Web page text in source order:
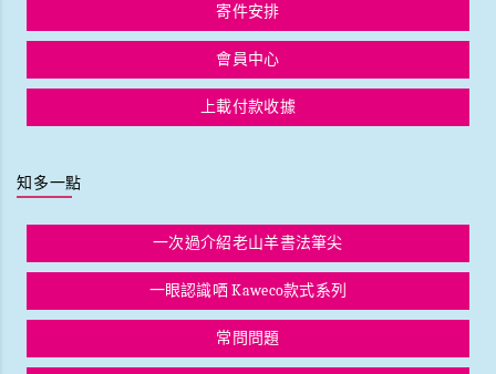
寄件安排
會員中心
上載付款收據
知多一點
一次過介紹老山羊書法筆尖
一眼認識哂 Kaweco款式系列
常問問題